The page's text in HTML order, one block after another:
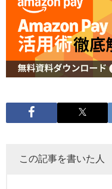
この記事を書いた人